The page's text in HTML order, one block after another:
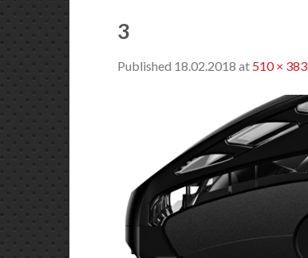
3
Published 18.02.2018 at 510 × 383